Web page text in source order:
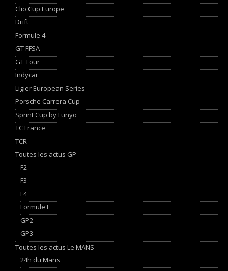
Clio Cup Europe
Drift
Formule 4
GT FFSA
GT Tour
Indycar
Ligier European Series
Porsche Carrera Cup
Sprint Cup by Funyo
TC France
TCR
Toutes les actus GP
F2
F3
F4
Formule E
GP2
GP3
Toutes les actus Le MANS
24h du Mans